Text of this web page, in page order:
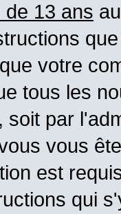
13 ans
votre
tous les
soit par
vous
est
qui